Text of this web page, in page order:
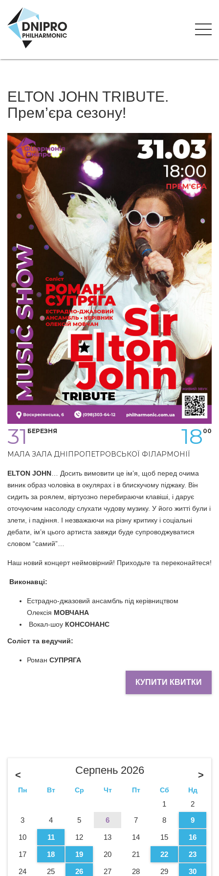
ЕLTON JOHN TRIBUTE.
Прем’єра сезону!
31 БЕРЕЗНЯ 00
18
МАЛА ЗАЛА ДНІПРОПЕТРОВСЬКОЇ ФІЛАРМОНІЇ
ЕLTON JOHN… Досить вимовити це ім’я, щоб перед очима
виник образ чоловіка в окулярах і в блискучому піджаку. Він
сидить за роялем, віртуозно перебираючи клавіші, і дарує
оточуючим насолоду слухати чудову музику. У його житті були і
злети, і падіння. І незважаючи на різну критику і соціальні
дебати, ім’я цього артиста завжди буде супроводжуватися
словом “самий”…
Наш новий концерт неймовірний! Приходьте та переконайтеся!
Виконавці:
Естрадно-джазовий ансамбль під керівництвом
Олексія МОВЧАНА
Вокал-шоу КОНСОНАНС
Соліст та ведучий:
Роман СУПРЯГА
КУПИТИ КВИТКИ
Серпень 2026 >
<
Пн Вт Ср Чт Пт Сб Нд
1
2
3
4 5 6 7 8 9
10 11 12 13 14 15 16
17 18 19 20 21 22 23
24 25 26 27 28 29 30